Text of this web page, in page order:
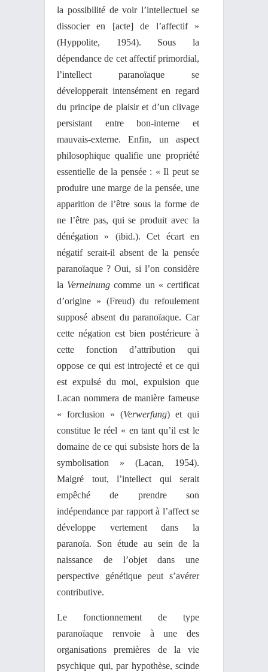
la possibilité de voir l’intellectuel se
dissocier en [acte] de l’affectif »
(Hyppolite, 1954). Sous la
dépendance de cet affectif primordial,
l’intellect paranoïaque se
développerait intensément en regard
du principe de plaisir et d’un clivage
persistant entre bon-interne et
mauvais-externe. Enfin, un aspect
philosophique qualifie une propriété
essentielle de la pensée : « Il peut se
produire une marge de la pensée, une
apparition de l’être sous la forme de
ne l’être pas, qui se produit avec la
dénégation » (ibid.). Cet écart en
négatif serait-il absent de la pensée
paranoïaque ? Oui, si l’on considère
la Verneinung comme un « certificat
d’origine » (Freud) du refoulement
supposé absent du paranoïaque. Car
cette négation est bien postérieure à
cette fonction d’attribution qui
oppose ce qui est introjecté et ce qui
est expulsé du moi, expulsion que
Lacan nommera de manière fameuse
« forclusion » (Verwerfung) et qui
constitue le réel « en tant qu’il est le
domaine de ce qui subsiste hors de la
symbolisation » (Lacan, 1954).
Malgré tout, l’intellect qui serait
empêché de prendre son
indépendance par rapport à l’affect se
développe vertement dans la
paranoïa. Son étude au sein de la
naissance de l’objet dans une
perspective génétique peut s’avérer
contributive.
Le fonctionnement de type
paranoïaque renvoie à une des
organisations premières de la vie
psychique qui, par hypothèse, scinde